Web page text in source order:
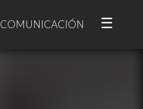
COMUNICACIÓN ☰